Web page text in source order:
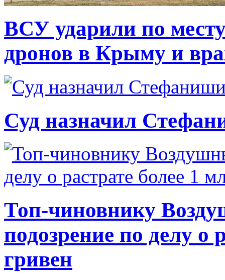
ВСУ ударили по
дронов в Крыму и
Суд назначил
Топ-чиновнику
подозрение по делу о
гривен